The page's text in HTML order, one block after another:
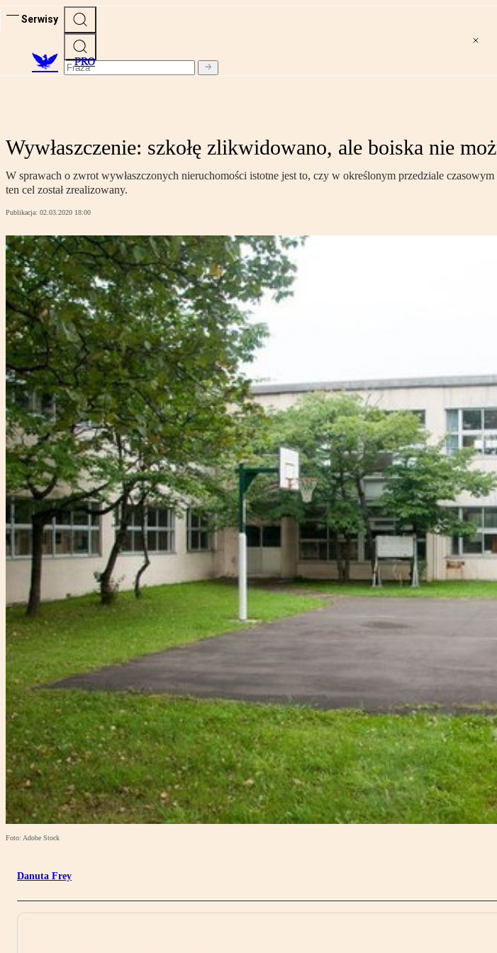
Serwisy
PRO
Wywłaszczenie: szkołę zlikwidowano, ale boiska nie
W sprawach o zwrot wywłaszczonych nieruchomości istotne jest to, czy w określonym przedziale
ten cel został zrealizowany.
Publikacja: 02.03.2020 18:00
Foto: Adobe Stock
Danuta Frey